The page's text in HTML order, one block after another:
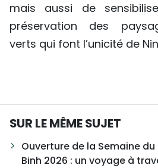
mais aussi de
préservation des
verts qui font l’unicité de
SUR LE MÊME SUJET
Ouverture de la Semaine
Binh 2026 : un voyage à